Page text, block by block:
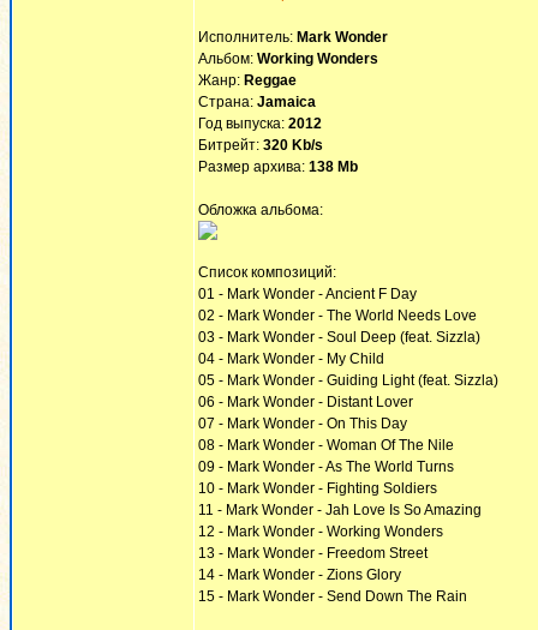
Исполнитель: Mark Wonder
Альбом: Working Wonders
Жанр: Reggae
Страна: Jamaica
Год выпуска: 2012
Битрейт: 320 Kb/s
Размер архива: 138 Mb
Обложка альбома:
Список композиций:
01 - Mark Wonder - Ancient F Day
02 - Mark Wonder - The World Needs Love
03 - Mark Wonder - Soul Deep (feat. Sizzla)
04 - Mark Wonder - My Child
05 - Mark Wonder - Guiding Light (feat. Sizzla)
06 - Mark Wonder - Distant Lover
07 - Mark Wonder - On This Day
08 - Mark Wonder - Woman Of The Nile
09 - Mark Wonder - As The World Turns
10 - Mark Wonder - Fighting Soldiers
11 - Mark Wonder - Jah Love Is So Amazing
12 - Mark Wonder - Working Wonders
13 - Mark Wonder - Freedom Street
14 - Mark Wonder - Zions Glory
15 - Mark Wonder - Send Down The Rain